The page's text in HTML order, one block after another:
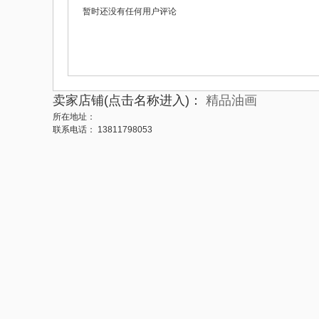
暂时还没有任何用户评论
卖家店铺(点击名称进入)： 精品油画
所在地址：
联系电话：
13811798053